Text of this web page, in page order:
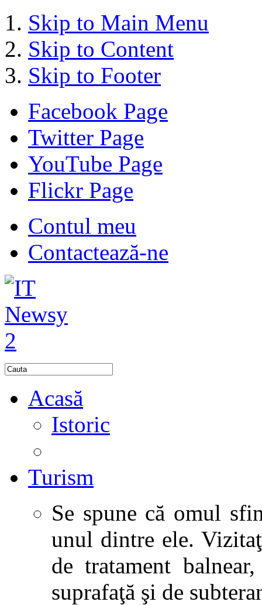
Skip to Main Menu
Skip to Content
Skip to Footer
Facebook Page
Twitter Page
YouTube Page
Flickr Page
Contul meu
Contactează-ne
Acasă
Istoric
Turism
Se spune că omul
unul dintre ele.
de tratament
suprafaţă şi de